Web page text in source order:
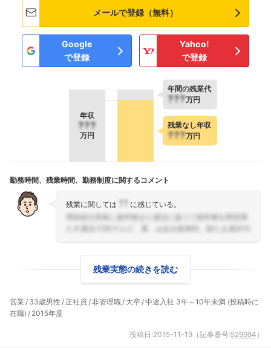
メールで登録（無料）
Google
で登録
Yahoo!
で登録
年収
???
万円
年間の残業代
???万円
残業なし年収
???万円
勤務時間、残業時間、勤務制度に関するコメント
残業に関しては ?? に感じている。
残業実態の続きを読む
営業 33歳男性 正社員 非管理職 大卒 中途入社 3年～10年未満 (投稿時に
在職)
2015年度
投稿日:2015-11-19 （記事番号:529994 ）